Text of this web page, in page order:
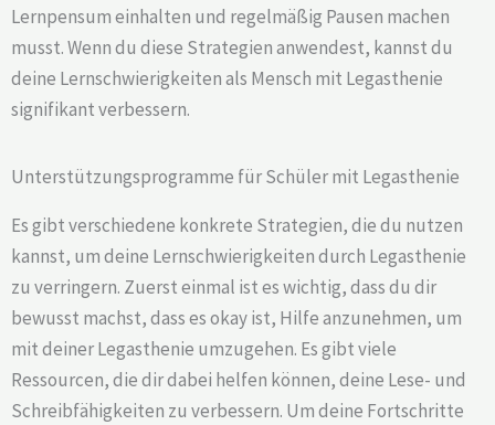
Lernpensum einhalten und regelmäßig Pausen machen
musst. Wenn du diese Strategien anwendest, kannst du
deine Lernschwierigkeiten als Mensch mit Legasthenie
signifikant verbessern.
Unterstützungsprogramme für Schüler mit Legasthenie
Es gibt verschiedene konkrete Strategien, die du nutzen
kannst, um deine Lernschwierigkeiten durch Legasthenie
zu verringern. Zuerst einmal ist es wichtig, dass du dir
bewusst machst, dass es okay ist, Hilfe anzunehmen, um
mit deiner Legasthenie umzugehen. Es gibt viele
Ressourcen, die dir dabei helfen können, deine Lese- und
Schreibfähigkeiten zu verbessern. Um deine Fortschritte